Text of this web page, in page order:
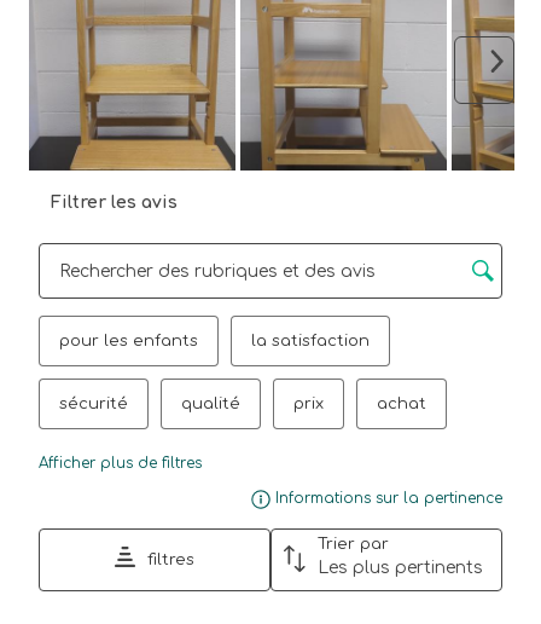
Filtrer les avis
pour les enfants la satisfaction
sécurité qualité prix achat
Afficher plus de filtres
Informations sur la pertinence
filtres
Trier par
Les plus pertinents